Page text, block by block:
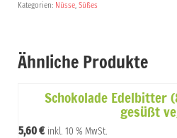
Kategorien: Nüsse, Süßes
Ähnliche Produkte
Schokolade Edelbitter
gesüßt
5,60€ inkl. 10 % MwSt.